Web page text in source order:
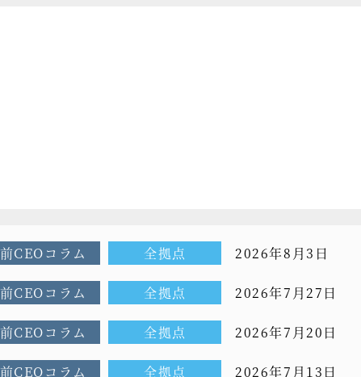
前CEOコラム 全拠点 2026年8月3日
前CEOコラム
全拠点 2026年7月27日
前CEOコラム
全拠点 2026年7月20日
前CEOコラム
全拠点 2026年7月13日